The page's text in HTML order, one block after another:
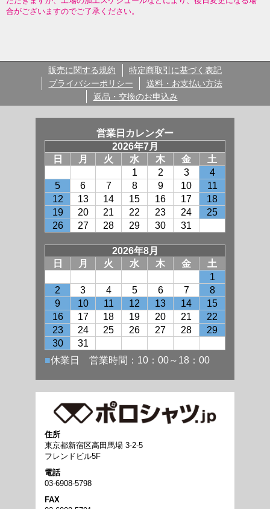
合がございますのでご了承ください。
販売に関する規約
特定商取引に基づく表記
プライバシーポリシー
送料・お支払い方法
返品・交換のお申込み
営業日カレンダー
住所
東京都新宿区高田馬場 3-2-5
フレンドビル5F
電話
03-6908-5798
FAX